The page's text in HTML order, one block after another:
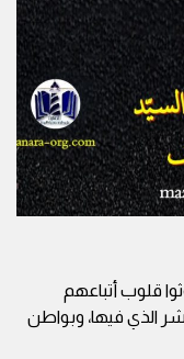
قلوب أتباعهم
الذي فيها، وبواطن